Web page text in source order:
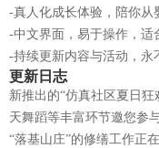
-真人化成长体验，陪你从
-中文界面，易于操作，适
-持续更新内容与活动，永
更新日志
新推出的“仿真社区夏日
天舞蹈等丰富环节邀您参与
“落基山庄”的修缮工作正